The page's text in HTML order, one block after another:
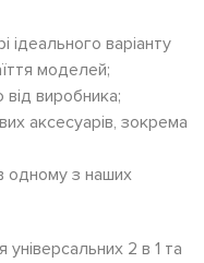
ідеального варіанту
моделей;
виробника;
аксесуарів, зокрема
одному з наших
універсальних 2 в 1 та